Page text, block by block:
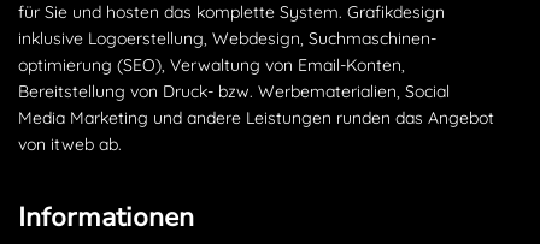
für Sie und hosten das komplette System. Grafikdesign
inklusive Logoerstellung, Webdesign, Suchmaschinen­
optimierung (SEO), Verwaltung von Email-Konten,
Bereitstellung von Druck- bzw. Werbematerialien, Social
Media Marketing und andere Leistungen runden das Angebot
von itweb ab.
Informationen